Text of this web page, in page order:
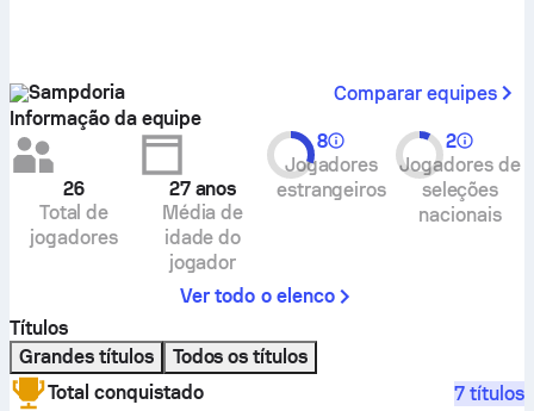
Sampdoria
Comparar equipes
Informação da equipe
26
Total de
jogadores
27 anos
Média de
idade do
jogador
8
Jogadores
estrangeiros
2
Jogadores de
seleções
nacionais
Ver todo o elenco
Títulos
Grandes títulos
Todos os títulos
Total conquistado
7 títulos